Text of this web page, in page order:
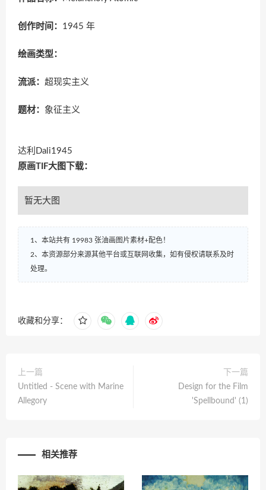
创作时间： 1945 年
绘画类型：
流派： 超现实主义
题材： 象征主义
达利Dali1945
原画TIF大图下载：
暂无大图
1、本站共有 19983 张油画图片素材+配色！
2、本资源部分来源其他平台或互联网收集，如有侵权请联系及时
处理。
收藏和分享：
上一篇
Untitled - Scene with Marine
Allegory
下一篇
Design for the Film
'Spellbound' (1)
相关推荐